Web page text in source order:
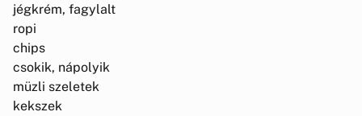
jégkrém, fagylalt
ropi
chips
csokik, nápolyik
müzli szeletek
kekszek